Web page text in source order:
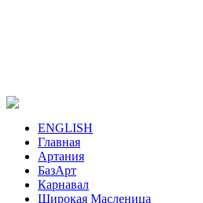
ENGLISH
Главная
Артания
БазАрт
Карнавал
Широкая Масленица